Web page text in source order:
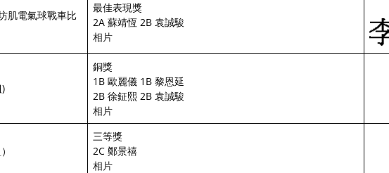
肌電氣球戰車比
最佳表現獎
2A 蘇靖恆 2B 袁誠駿
相片
銅獎
1B 歐麗儀 1B 黎恩延
2B 徐鉦熙 2B 袁誠駿
相片
三等獎
2C 鄭景禧
相片